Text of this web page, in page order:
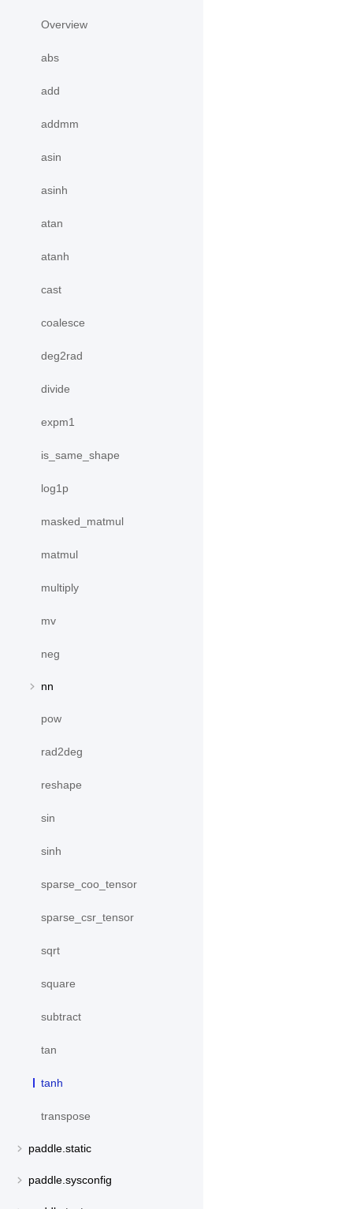
Overview
abs
add
addmm
asin
asinh
atan
atanh
cast
coalesce
deg2rad
divide
expm1
is_same_shape
log1p
masked_matmul
matmul
multiply
mv
neg
nn
pow
rad2deg
reshape
sin
sinh
sparse_coo_tensor
sparse_csr_tensor
sqrt
square
subtract
tan
tanh
transpose
paddle.static
paddle.sysconfig